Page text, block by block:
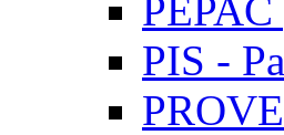
PIS -